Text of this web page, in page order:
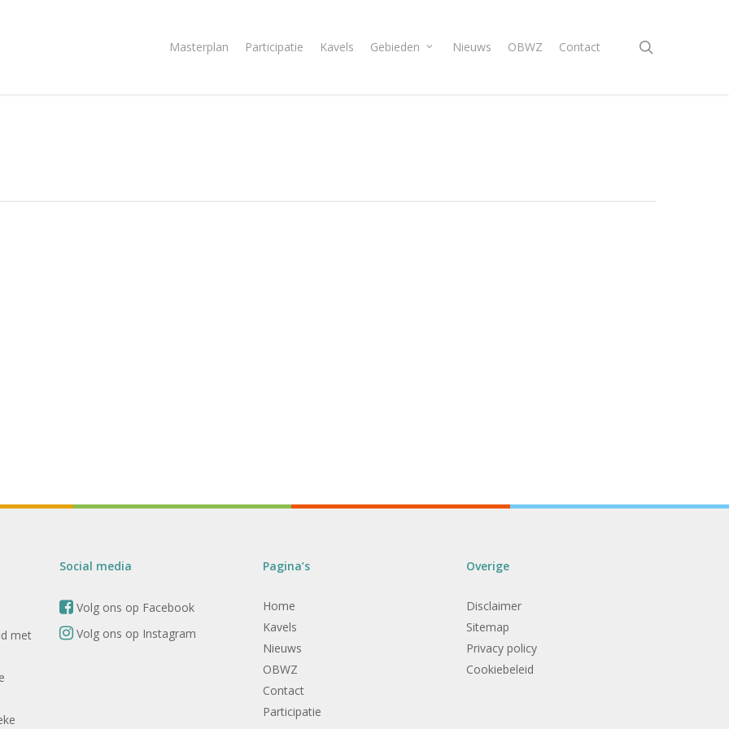
Masterplan Participatie Kavels Gebieden Nieuws OBWZ Contact
met
Social media
Volg ons op Facebook
Volg ons op Instagram
Pagina’s
Home
Kavels
Nieuws
OBWZ
Contact
Participatie
Overige
Disclaimer
Sitemap
Privacy policy
Cookiebeleid